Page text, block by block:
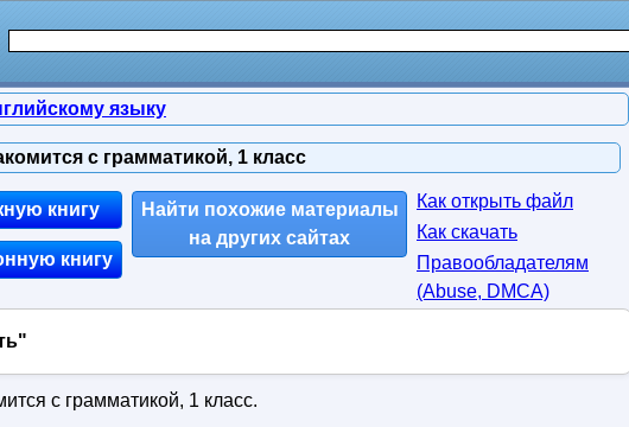
языку
с грамматикой, 1 класс
книгу
книгу
Найти похожие материалы
на других сайтах
Как открыть файл
Как скачать
Правообладателям
(Abuse, DMСA)
с грамматикой, 1 класс.